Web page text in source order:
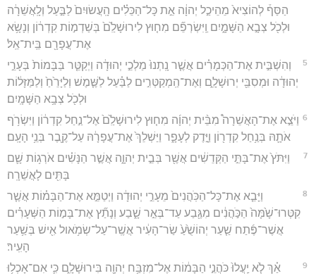
הַסַּף֒ לְהוֹצִיא֙ מֵהֵיכַ֣ל יְהוָ֔ה אֵ֣ת כָּל־הַכֵּלִ֗ים הָֽעֲשׂוּיִם֙ לַבַּ֣עַל וְלָֽאֲשֵׁרָ֔ה
וּלְכֹ֖ל צְבָ֣א הַשָּׁמָ֑יִם וַֽיִּשְׂרְפֵ֞ם מִח֤וּץ לִירוּשָׁלִַ֙ם֙ בְּשַׁדְמ֣וֹת קִדְר֔וֹן וְנָשָׂ֥א
אֶת־עֲפָרָ֖ם בֵּֽית־אֵֽל׃
5
וְהִשְׁבִּ֣ית אֶת־הַכְּמָרִ֗ים אֲשֶׁ֤ר נָֽתְנוּ֙ מַלְכֵ֣י יְהוּדָ֔ה וַיְקַטֵּ֤ר בַּבָּמוֹת֙ בְּעָרֵ֣י
יְהוּדָ֔ה וּמְסִבֵּ֖י יְרוּשָׁלִָ֑ם וְאֶת־הַֽמְקַטְּרִ֣ים לַבַּ֗עַל לַשֶּׁ֤מֶשׁ וְלַיָּרֵ֙חַ֙ וְלַמַּזָּל֔וֹת
וּלְכֹ֖ל צְבָ֥א הַשָּׁמָֽיִם׃
6 וַיֹּצֵ֣א אֶת־הָאֲשֵׁרָה֩ מִבֵּ֨ית יְהוָ֜ה מִח֤וּץ לִירוּשָׁלִַ֙ם֙ אֶל־נַ֣חַל קִדְר֔וֹן וַיִּשְׂרֹ֥ף
אֹתָ֛הּ בְּנַ֥חַל קִדְר֖וֹן וַיָּ֣דֶק לְעָפָ֑ר וַיַּשְׁלֵךְ֙ אֶת־עֲפָרָ֔הּ עַל־קֶ֖בֶר בְּנֵ֥י הָעָֽם׃
7
וַיִּתֹּץ֙ אֶת־בָּתֵּ֣י הַקְּדֵשִׁ֔ים אֲשֶׁ֖ר בְּבֵ֣ית יְהוָ֑ה אֲשֶׁ֣ר הַנָּשִׁ֗ים אֹרְג֥וֹת שָׁ֛ם
בָּתִּ֖ים לָאֲשֵׁרָֽה׃
8
וַיָּבֵ֤א אֶת־כָּל־הַכֹּֽהֲנִים֙ מֵעָרֵ֣י יְהוּדָ֔ה וַיְטַמֵּ֣א אֶת־הַבָּמ֗וֹת אֲשֶׁ֤ר
קִטְּרוּ־שָׁ֙מָּה֙ הַכֹּ֣הֲנִ֔ים מִגֶּ֖בַע עַד־בְּאֵ֣ר שָׁ֑בַע וְנָתַ֞ץ אֶת־בָּמ֣וֹת הַשְּׁעָרִ֗ים
אֲשֶׁר־פֶּ֜תַח שַׁ֤עַר יְהוֹשֻׁ֙עַ֙ שַׂר־הָעִ֔יר אֲשֶֽׁר־עַל־שְׂמֹ֥אול אִ֖ישׁ בְּשַׁ֥עַר
הָעִֽיר׃
9
אַ֗ךְ לֹ֤א יַֽעֲלוּ֙ כֹּהֲנֵ֣י הַבָּמ֔וֹת אֶל־מִזְבַּ֥ח יְהוָ֖ה בִּירוּשָׁלִָ֑ם כִּ֛י אִם־אָכְל֥וּ